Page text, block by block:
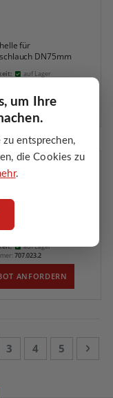
um Ihre
entsprechen,
die Cookies zu
.
für
DN75mm
auf Lager
ANFORDERN
Photozelle
auf Lager
707.023.2
ANFORDERN
die Seite
Seite
3 Seite
4 Seite
5